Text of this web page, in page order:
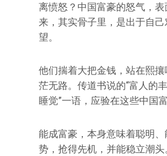
离愤怒？中国富豪的怒气，
来，其实骨子里，是出于自
望。
他们揣着大把金钱，站在熙
茫无路。传道书说的“富人的
睡觉”一语，应验在这些中国富
能成富豪，本身意味着聪明
势，抢得先机，并能稳立潮